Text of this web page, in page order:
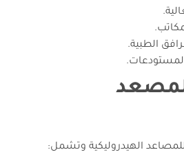
الطبية.
الهيدروليكية وتشمل: